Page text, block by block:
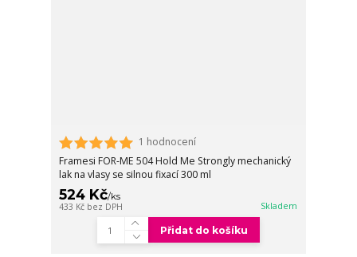
1 hodnocení
Framesi FOR-ME 504 Hold Me Strongly mechanický
lak na vlasy se silnou fixací 300 ml
524 Kč/ks
433 Kč bez DPH Skladem
Přidat do košíku